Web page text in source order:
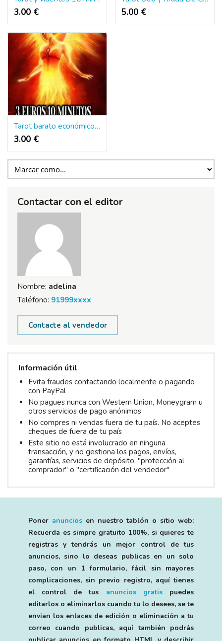
3.00 € 5.00 €
Tarot barato económico videntes 10 min 3 euros
3.00 €
Contactar con el editor
Nombre: adelina
Teléfono: 91999xxxx
Contacte al vendedor
Información útil
Evita fraudes contactando localmente o pagando
con PayPal
No pagues nunca con Western Union, Moneygram u
otros servicios de pago anónimos
No compres ni vendas fuera de tu país. No aceptes
cheques de fuera de tu país
Este sitio no está involucrado en ninguna
transacción, y no gestiona los pagos, envíos,
garantías, servicios de depósito, "protección al
comprador" o "certificación del vendedor"
Poner anunciosen nuestro tablón o sitio web:
Recuerda es simpre gratuito 100%, si quieres te
registras y tendrás un mejor control de tus
anuncios, sino lo deseas publicas en un solo
paso, con un 1 formulario, fácil sin mayores
complicaciones, sin previo registro, aquí tienes
el control de tus anuncios gratispuedes
editarlos o eliminarlos cuando tu lo desees, se te
envian los enlaces de edición o eliminación a tu
correo cuando publicas, aquí también podrás